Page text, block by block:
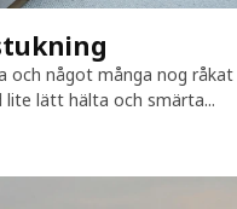
och något många nog råkat
lätt hälta och smärta...